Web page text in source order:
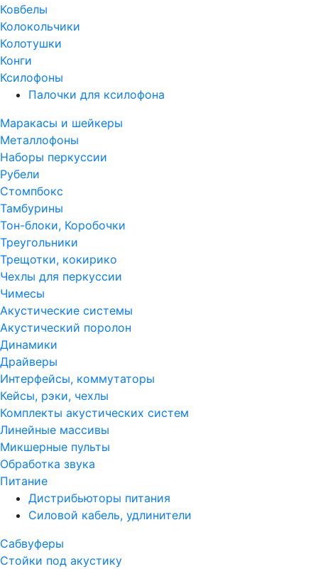
Ковбелы
Колокольчики
Колотушки
Конги
Ксилофоны
Палочки для ксилофона
Маракасы и шейкеры
Металлофоны
Наборы перкуссии
Рубели
Стомпбокс
Тамбурины
Тон-блоки, Коробочки
Треугольники
Трещотки, кокирико
Чехлы для перкуссии
Чимесы
Акустические системы
Акустический поролон
Динамики
Драйверы
Интерфейсы, коммутаторы
Кейсы, рэки, чехлы
Комплекты акустических систем
Линейные массивы
Микшерные пульты
Обработка звука
Питание
Дистрибьюторы питания
Силовой кабель, удлинители
Сабвуферы
Стойки под акустику